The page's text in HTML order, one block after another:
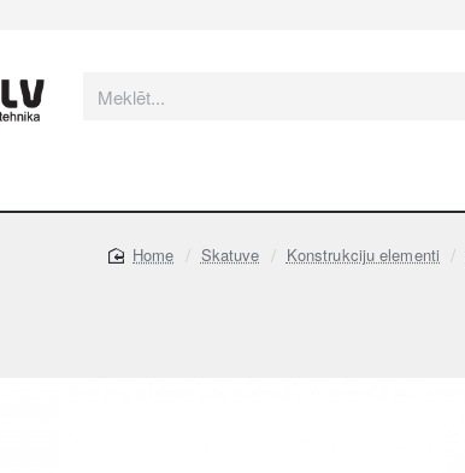
Meklēt...
home
Skatuve Konstrukciju elementi